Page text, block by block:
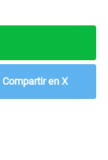
Compartir en X